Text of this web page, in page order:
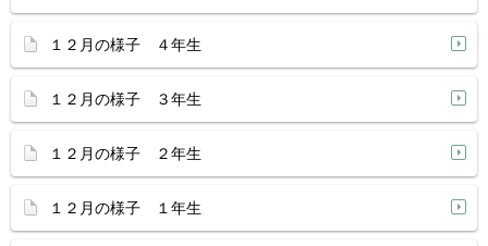
１２月の様子 ４年生
１２月の様子 ３年生
１２月の様子 ２年生
１２月の様子 １年生